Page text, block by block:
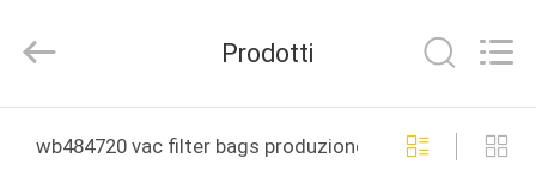
Developed
Prodotti
wb484720 vac filter bags produzione online